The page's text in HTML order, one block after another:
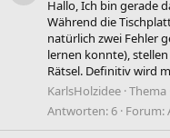
Hallo, Ich bin gerade
Während die
natürlich zwei Fehler
lernen konnte),
Rätsel. Definitiv wird
KarlsHolzidee Thema
Antworten: 6 Forum: